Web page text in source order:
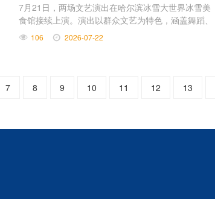
7月21日，两场文艺演出在哈尔滨冰雪大世界冰雪美
食馆接续上演。演出以群众文艺为特色，涵盖舞蹈、
歌唱、器乐、朗诵等多种形式，为现场观众带来富有
生活气息的文化体验。
106 2026-07-22
7 8 9 10 11 12 13